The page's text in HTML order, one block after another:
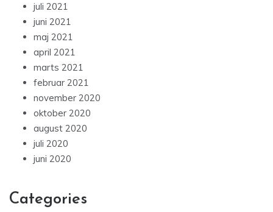
juli 2021
juni 2021
maj 2021
april 2021
marts 2021
februar 2021
november 2020
oktober 2020
august 2020
juli 2020
juni 2020
Categories